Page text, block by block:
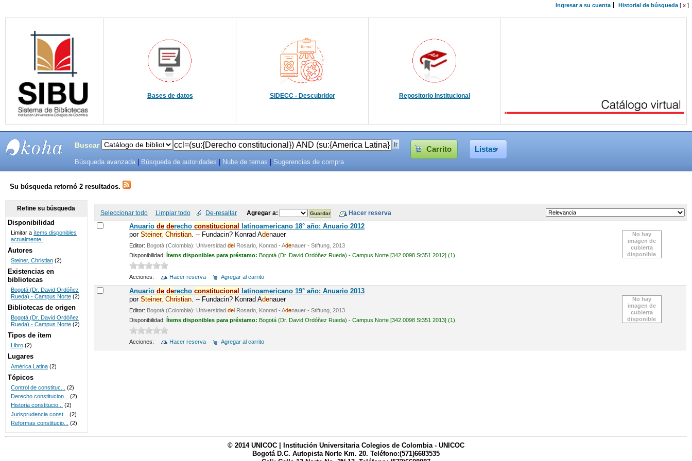
Ingresar a su cuenta Historial de búsqueda[ x ]
Bases de datos SIDECC - Descubridor Repositorio Institucional
SISTEMAS
DE
BIBLIOTECAS
UNICOC
Buscar Carrito Listas
Búsqueda avanzada Búsqueda de autoridades Nube de temas Sugerencias de compra
Su búsqueda retornó 2 resultados.
Seleccionar todo Limpiar todo De-resaltar Agregar a:
Anuario de derecho constitucional latinoamericano 18° año: Anuario 2012
por Steiner, Christian. -- Fundacin? Konrad Adenauer
Editor: Bogotá (Colombia): Universidad del Rosario, Konrad - Adenauer - Stiftung, 2013
Disponibilidad: Ítems disponibles para préstamo: Bogotá (Dr. David Ordóñez Rueda) - Campus Norte [342.0098 St351 2012] (1).
Acciones: Hacer reserva Agregar al carrito
No hay
imagen de
cubierta
disponible
Anuario de derecho constitucional latinoamericano 19° año: Anuario 2013
por Steiner, Christian. -- Fundacin? Konrad Adenauer
Editor: Bogotá (Colombia): Universidad del Rosario, Konrad - Adenauer - Stiftung, 2013
Disponibilidad: Ítems disponibles para préstamo: Bogotá (Dr. David Ordóñez Rueda) - Campus Norte [342.0098 St351 2013] (1).
Acciones: Hacer reserva Agregar al carrito
No hay
imagen de
cubierta
disponible
Refine su búsqueda
Disponibilidad
Limitar a ítems disponibles
actualmente.
Autores
Steiner, Christian (2)
Existencias en
bibliotecas
Bogotá (Dr. David Ordóñez
Rueda) - Campus Norte (2)
Bibliotecas de origen
Bogotá (Dr. David Ordóñez
Rueda) - Campus Norte (2)
Tipos de ítem
Libro (2)
Lugares
América Latina (2)
Tópicos
Control de constituc...
(2)
Derecho constitucion...
(2)
Historia constitucio... (2)
Jurisprudencia const...
(2)
Reformas constitucio...
(2)
© 2014 UNICOC | Institución Universitaria Colegios de Colombia - UNICOC
Bogotá D.C. Autopista Norte Km. 20. Teléfono:(571)6683535